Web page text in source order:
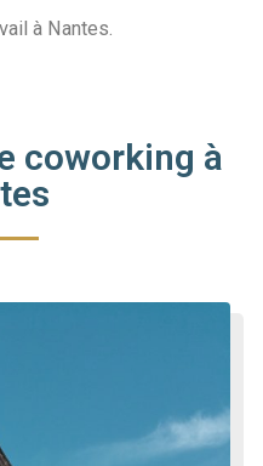
à Nantes.
coworking à